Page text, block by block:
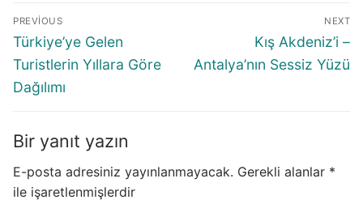
Yazı
gezinmesi
PREVIOUS
Previous
post:
Türkiye’ye Gelen
Turistlerin Yıllara Göre
Dağılımı
NEXT
Next
post:
Kış Akdeniz’i –
Antalya’nın Sessiz Yüzü
Bir yanıt yazın
E-posta adresiniz yayınlanmayacak. Gerekli alanlar *
ile işaretlenmişlerdir